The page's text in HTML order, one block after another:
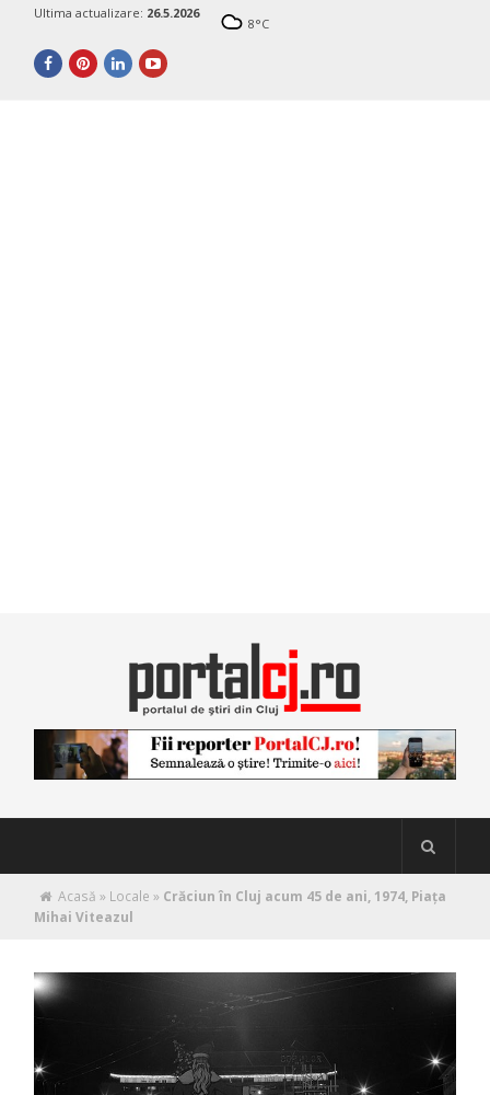
Ultima actualizare: 26.5.2026
8°C
Acasă » Locale » Crăciun în Cluj acum 45 de ani, 1974, Piaţa
Mihai Viteazul